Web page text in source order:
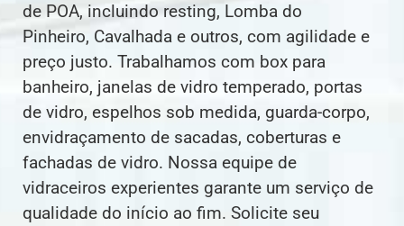
de POA, incluindo resting, Lomba do
Pinheiro, Cavalhada e outros, com agilidade e
preço justo. Trabalhamos com box para
banheiro, janelas de vidro temperado, portas
de vidro, espelhos sob medida, guarda-corpo,
envidraçamento de sacadas, coberturas e
fachadas de vidro. Nossa equipe de
vidraceiros experientes garante um serviço de
qualidade do início ao fim. Solicite seu